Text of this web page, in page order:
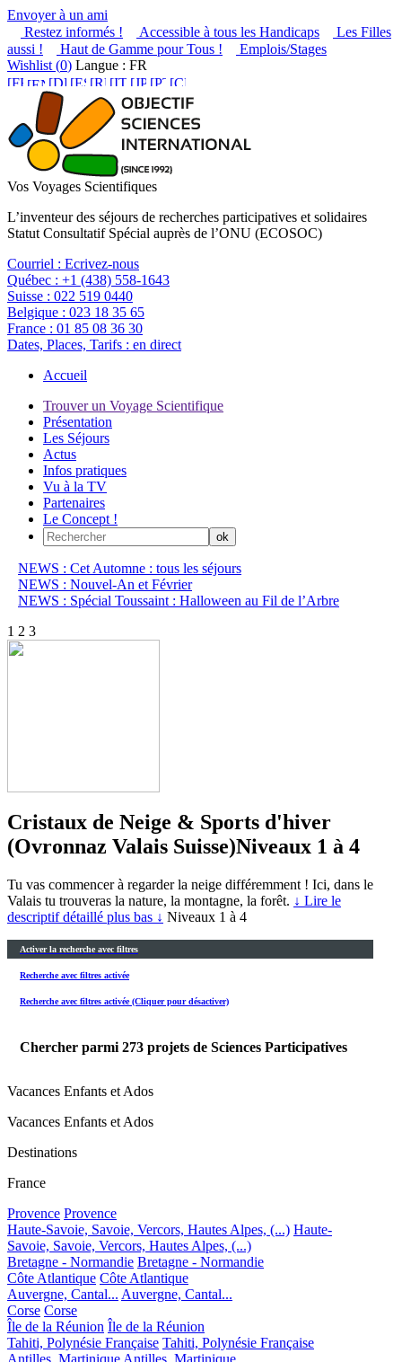
Envoyer à un ami
Restez informés !
Accessible à tous les Handicaps
Les Filles
aussi !
Haut de Gamme pour Tous !
Emplois/Stages
Wishlist (0) Langue : FR
Vos Voyages Scientifiques
L’inventeur des séjours de recherches participatives et solidaires
Statut Consultatif Spécial auprès de l’ONU (ECOSOC)
Courriel : Ecrivez-nous
Québec : +1 (438) 558-1643
Suisse : 022 519 0440
Belgique : 023 18 35 65
France : 01 85 08 36 30
Dates, Places, Tarifs : en direct
Accueil
Trouver un Voyage Scientifique
Présentation
Les Séjours
Actus
Infos pratiques
Vu à la TV
Partenaires
Le Concept !
NEWS : Cet Automne : tous les séjours
NEWS : Nouvel-An et Février
NEWS : Spécial Toussaint : Halloween au Fil de l’Arbre
1 2 3
Cristaux de Neige & Sports d'hiver
(Ovronnaz Valais Suisse)Niveaux 1 à 4
Tu vas commencer à regarder la neige différemment ! Ici, dans le
Valais tu trouveras la nature, la montagne, la forêt. ↓ Lire le
descriptif détaillé plus bas ↓ Niveaux 1 à 4
Activer la recherche avec filtres
Recherche avec filtres activée
Recherche avec filtres activée (Cliquer pour désactiver)
Chercher parmi 273 projets de Sciences Participatives
Vacances Enfants et Ados
Vacances Enfants et Ados
Destinations
France
Provence Provence
Haute-Savoie, Savoie, Vercors, Hautes Alpes, (...) Haute-
Savoie, Savoie, Vercors, Hautes Alpes, (...)
Bretagne - Normandie Bretagne - Normandie
Côte Atlantique Côte Atlantique
Auvergne, Cantal... Auvergne, Cantal...
Corse Corse
Île de la Réunion Île de la Réunion
Tahiti, Polynésie Française Tahiti, Polynésie Française
Antilles, Martinique Antilles, Martinique